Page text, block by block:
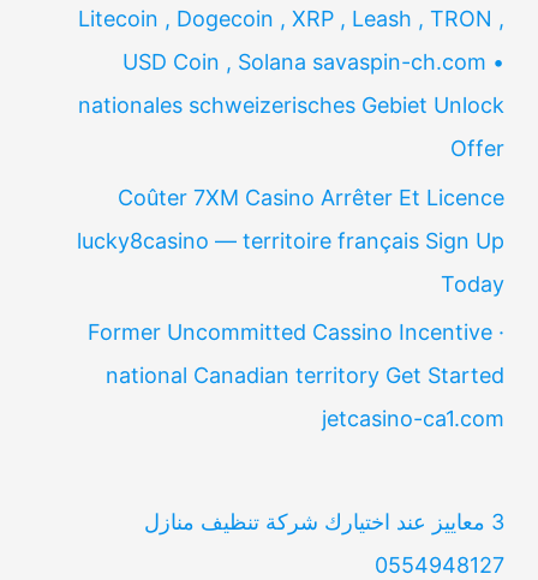
Litecoin , Dogecoin , XRP , Leash , TRON ,
USD Coin , Solana savaspin-ch.com •
nationales schweizerisches Gebiet Unlock
Offer
Coûter 7XM Casino Arrêter Et Licence
lucky8casino — territoire français Sign Up
Today
Former Uncommitted Cassino Incentive ·
national Canadian territory Get Started
jetcasino-ca1.com
3 معاييز عند اختيارك شركة تنظيف منازل
0554948127